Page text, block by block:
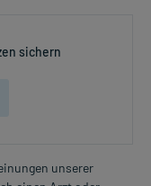
sichern
unserer